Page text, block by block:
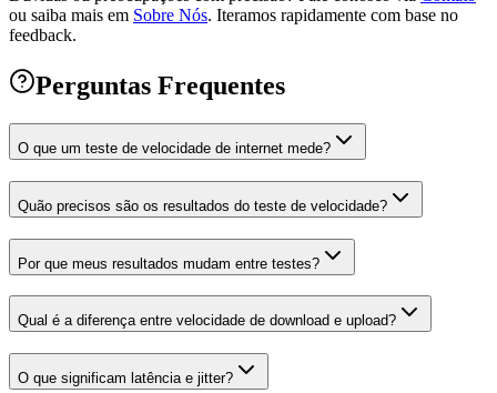
ou saiba mais em Sobre Nós. Iteramos rapidamente com base no
feedback.
Perguntas Frequentes
O que um teste de velocidade de internet mede?
Quão precisos são os resultados do teste de velocidade?
Por que meus resultados mudam entre testes?
Qual é a diferença entre velocidade de download e upload?
O que significam latência e jitter?